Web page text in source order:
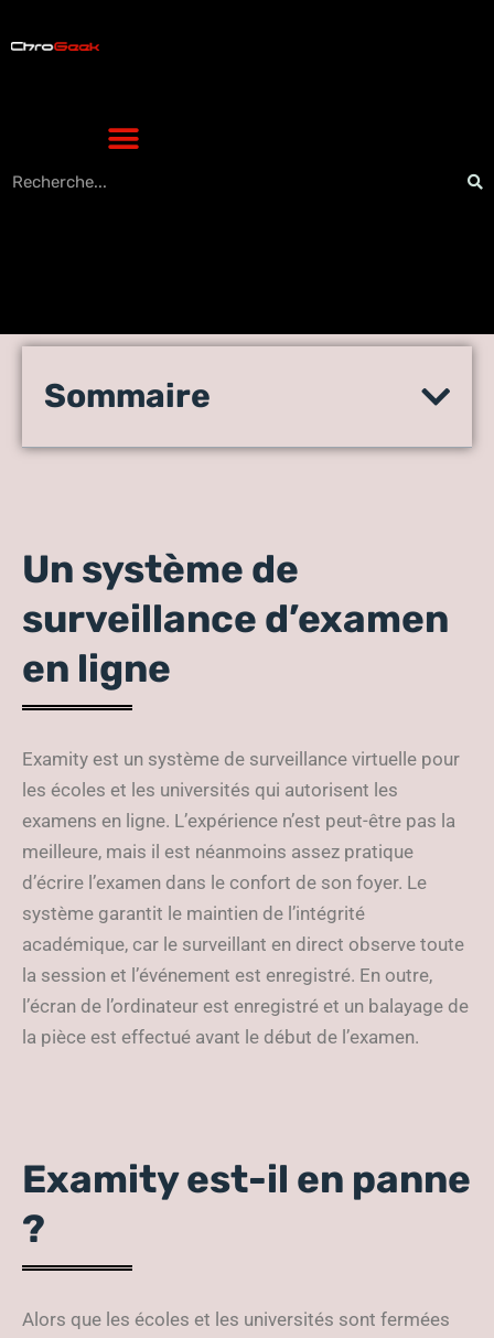
Le système de contrôle en
cause de COVID-19
Sommaire
Un système de
surveillance d’examen
en ligne
Examity est un système de surveillance virtuelle pour
les écoles et les universités qui autorisent les
examens en ligne. L’expérience n’est peut-être pas la
meilleure, mais il est néanmoins assez pratique
d’écrire l’examen dans le confort de son foyer. Le
système garantit le maintien de l’intégrité
académique, car le surveillant en direct observe toute
la session et l’événement est enregistré. En outre,
l’écran de l’ordinateur est enregistré et un balayage de
la pièce est effectué avant le début de l’examen.
Examity est-il en panne
?
Alors que les écoles et les universités sont fermées